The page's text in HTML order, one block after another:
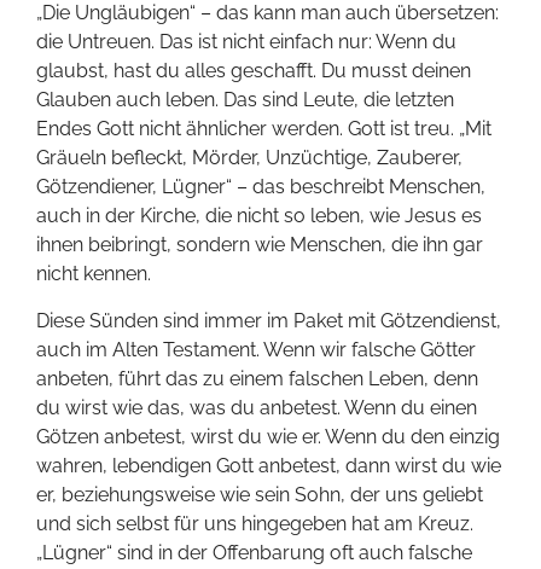
„Die Ungläubigen“ – das kann man auch übersetzen:
die Untreuen. Das ist nicht einfach nur: Wenn du
glaubst, hast du alles geschafft. Du musst deinen
Glauben auch leben. Das sind Leute, die letzten
Endes Gott nicht ähnlicher werden. Gott ist treu. „Mit
Gräueln befleckt, Mörder, Unzüchtige, Zauberer,
Götzendiener, Lügner“ – das beschreibt Menschen,
auch in der Kirche, die nicht so leben, wie Jesus es
ihnen beibringt, sondern wie Menschen, die ihn gar
nicht kennen.
Diese Sünden sind immer im Paket mit Götzendienst,
auch im Alten Testament. Wenn wir falsche Götter
anbeten, führt das zu einem falschen Leben, denn
du wirst wie das, was du anbetest. Wenn du einen
Götzen anbetest, wirst du wie er. Wenn du den einzig
wahren, lebendigen Gott anbetest, dann wirst du wie
er, beziehungsweise wie sein Sohn, der uns geliebt
und sich selbst für uns hingegeben hat am Kreuz.
„Lügner“ sind in der Offenbarung oft auch falsche